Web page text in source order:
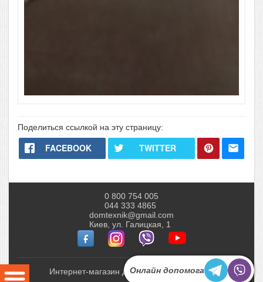
Поделиться ссылкой на эту страницу:
FACEBOOK TWITTER
0 800 754 005
044 333 4865
domtexnik@gmail.com
Киев, ул. Галицкая, 1
Интернет-магазин Домтехник © 2010-2026
Онлайн допомога